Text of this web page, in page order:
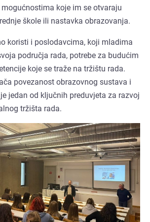
koje im se otvaraju
škole ili nastavka obrazovanja.
koristi i poslodavcima, koji mladima
područja rada, potrebe za budućim
koje se traže na tržištu rada.
povezanost obrazovnog sustava i
jedan od ključnih preduvjeta za razvoj
tržišta rada.